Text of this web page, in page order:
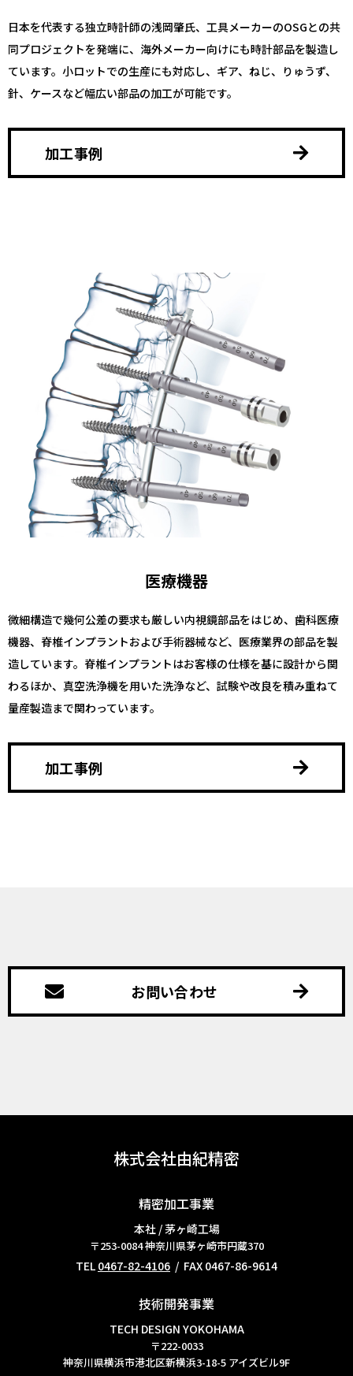
日本を代表する独立時計師の浅岡肇氏、工具メーカーのOSGとの共
同プロジェクトを発端に、海外メーカー向けにも時計部品を製造し
ています。小ロットでの生産にも対応し、ギア、ねじ、りゅうず、
針、ケースなど幅広い部品の加工が可能です。
加工事例
医療機器
微細構造で幾何公差の要求も厳しい内視鏡部品をはじめ、歯科医療
機器、脊椎インプラントおよび手術器械など、医療業界の部品を製
造しています。脊椎インプラントはお客様の仕様を基に設計から関
わるほか、真空洗浄機を用いた洗浄など、試験や改良を積み重ねて
量産製造まで関わっています。
加工事例
お問い合わせ
株式会社由紀精密
精密加工事業
本社 / 茅ヶ崎工場
〒253-0084神奈川県茅ヶ崎市円蔵370
TEL 0467-82-4106 / FAX 0467-86-9614
技術開発事業
TECH DESIGN YOKOHAMA
〒222-0033
神奈川県横浜市港北区新横浜3-18-5 アイズビル9F